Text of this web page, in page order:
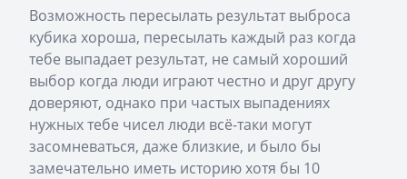
Возможность пересылать результат выброса
кубика хороша, пересылать каждый раз когда
тебе выпадает результат, не самый хороший
выбор когда люди играют честно и друг другу
доверяют, однако при частых выпадениях
нужных тебе чисел люди всё-таки могут
засомневаться, даже близкие, и было бы
замечательно иметь историю хотя бы 10